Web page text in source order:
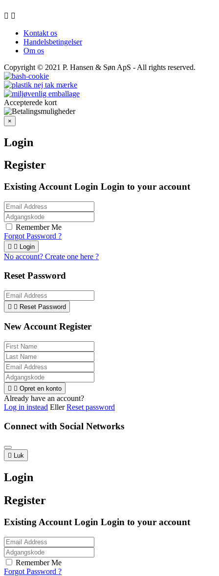
 
Kontakt os
Handelsbetingelser
Om os
Copyright © 2021 P. Hansen & Søn ApS - All rights reserved.
Accepterede kort
×
Login
Register
Existing Account Login Login to your account
Remember Me
Forgot Password ?
  Login
No account? Create one here ?
Reset Password
  Reset Password
New Account Register
  Opret en konto
Already have an account?
Log in instead EllerReset password
Connect with Social Networks
 Luk
Login
Register
Existing Account Login Login to your account
Remember Me
Forgot Password ?